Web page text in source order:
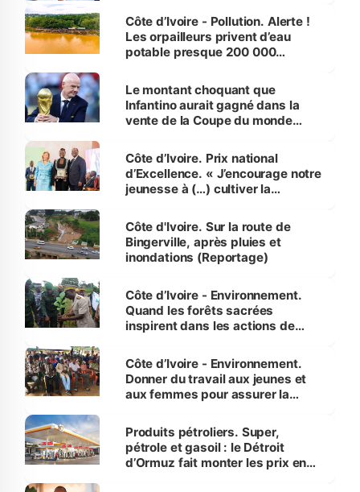
Côte d’Ivoire - Pollution. Alerte !
Les orpailleurs privent d’eau
potable presque 200 000
Le montant choquant que
Infantino aurait gagné dans la
vente de la Coupe du monde
Côte d’Ivoire. Prix national
d’Excellence. « J’encourage notre
jeunesse à (…) cultiver la
(Alassane Ouattara
Côte d'Ivoire. Sur la route de
Bingerville, après pluies et
inondations (Reportage)
Côte d’Ivoire - Environnement.
Quand les forêts sacrées
inspirent dans les actions de
Côte d’Ivoire - Environnement.
Donner du travail aux jeunes et
aux femmes pour assurer la
menacées
Produits pétroliers. Super,
pétrole et gasoil : le Détroit
d’Ormuz fait monter les prix en